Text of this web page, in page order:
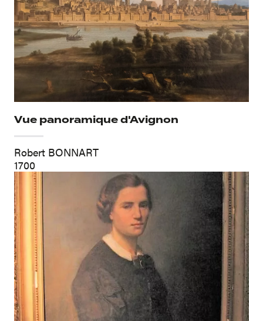
Vue panoramique d'Avignon
Robert BONNART
1700